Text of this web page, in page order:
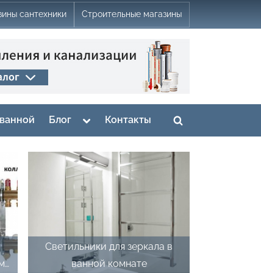
сантехники Строительные магазины
Блог
Toggle
menu
Контакты
Toggle
Светильники для зеркала в
ванной комнате